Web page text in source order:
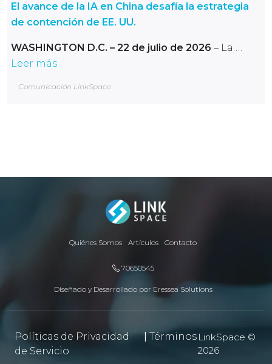
El avance de la IA en China desafía la estrategia
de contención de EE. UU.
WASHINGTON D.C. – 22 de julio de 2026 – La …
Leer más
Comunicación LinkSpace
Quiénes Somos Artículos Contacto
70650545
Diseñado y Desarrollado por Eressea Solutions
Políticas de Privacidad |Términos
de Servicio
LinkSpace ©
2026